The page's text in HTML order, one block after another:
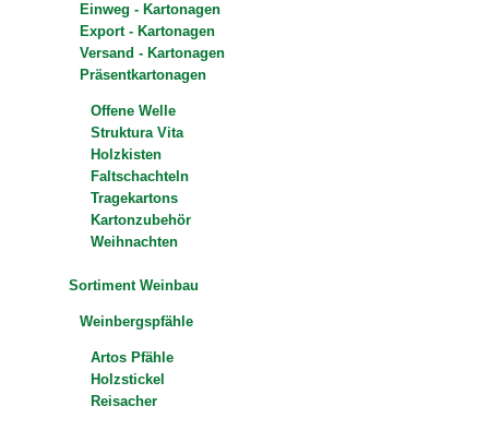
Einweg - Kartonagen
Export - Kartonagen
Versand - Kartonagen
Präsentkartonagen
Offene Welle
Struktura Vita
Holzkisten
Faltschachteln
Tragekartons
Kartonzubehör
Weihnachten
Sortiment Weinbau
Weinbergspfähle
Artos Pfähle
Holzstickel
Reisacher